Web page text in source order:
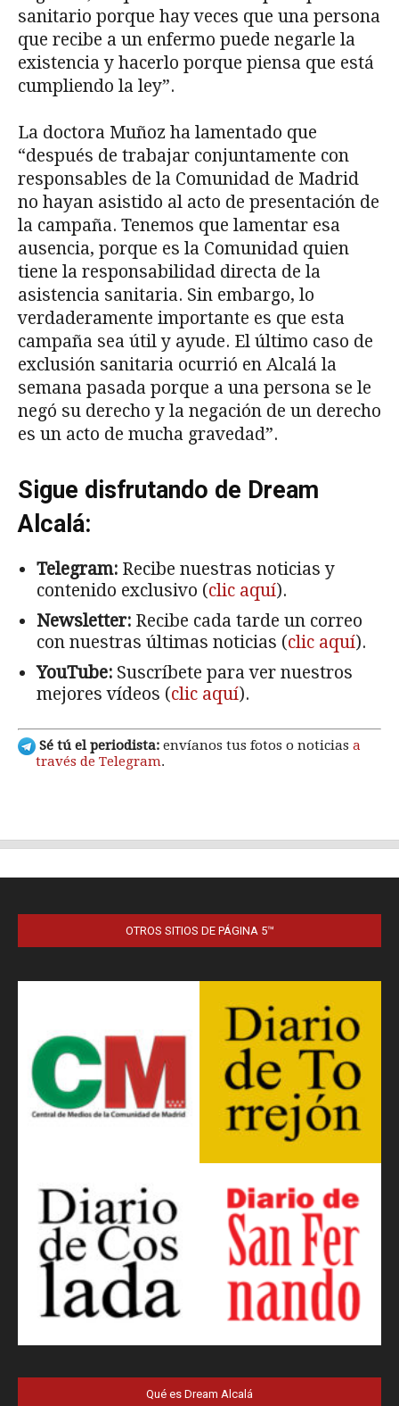
OTROS SITIOS DE PÁGINA 5™
Qué es Dream Alcalá